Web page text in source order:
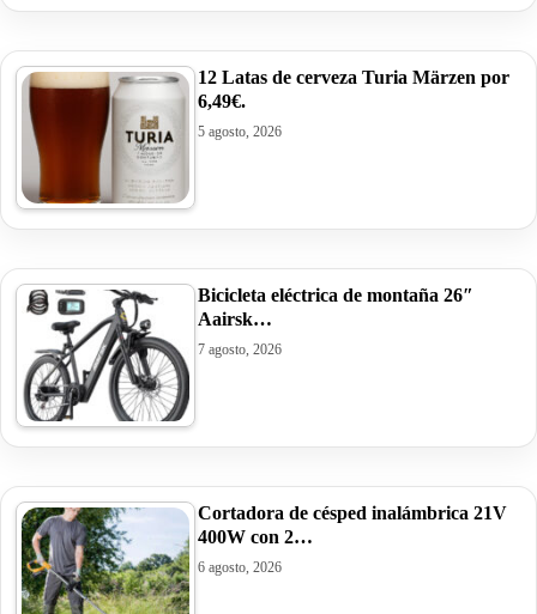
12 Latas de cerveza Turia Märzen por
6,49€.
5 agosto, 2026
Bicicleta eléctrica de montaña 26″
Aairsk…
7 agosto, 2026
Cortadora de césped inalámbrica 21V
400W con 2…
6 agosto, 2026